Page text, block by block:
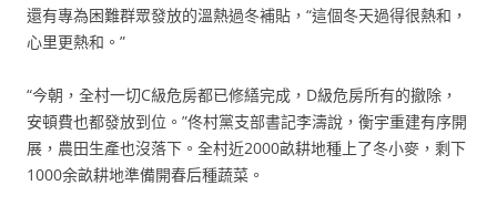
還有專為困難群眾發放的溫熱過冬補貼，“這個冬天過得很熱和，
心里更熱和。”
“今朝，全村一切C級危房都已修繕完成，D級危房所有的撤除，
安頓費也都發放到位。”佟村黨支部書記李濤說，衡宇重建有序開
展，農田生產也沒落下。全村近2000畝耕地種上了冬小麥，剩下
1000余畝耕地準備開春后種蔬菜。